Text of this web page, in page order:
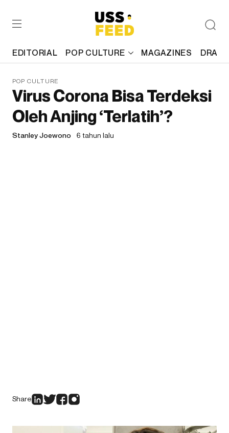
EDITORIAL POP CULTURE MAGAZINES
POP CULTURE
Virus Corona Bisa Terdeksi
Oleh Anjing ‘Terlatih’?
Stanley Joewono 6 tahun lalu
Share